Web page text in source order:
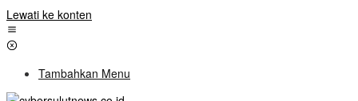
Lewati ke konten
Tambahkan Menu